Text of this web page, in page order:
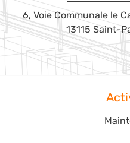
6, Voie Communale le
13115 Saint-